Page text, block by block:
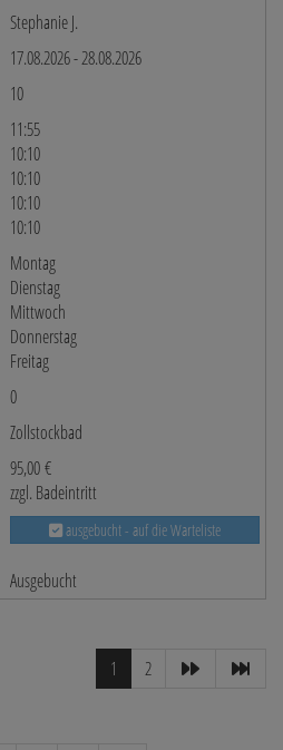
Stephanie J.
17.08.2026 - 28.08.2026
10
11:55
10:10
10:10
10:10
10:10
Montag
Dienstag
Mittwoch
Donnerstag
Freitag
0
Zollstockbad
95,00 €
zzgl. Badeintritt
ausgebucht - auf die Warteliste
Ausgebucht
1 2